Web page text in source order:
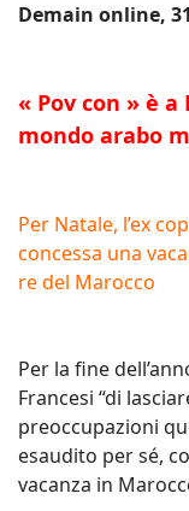
Demain online,
« Pov con » è
mondo arabo
Per Natale, l’ex
concessa una
re del Marocco
Per la fine
Francesi “di
preoccupazioni
esaudito per sé,
vacanza in